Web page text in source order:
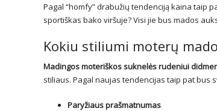
Pagal “homfy” drabužių tendenciją kaina taip
sportiškas bako viršuje? Visi jie bus mados
Kokiu stiliumi moterų
Madingos moteriškos suknelės rudeniui
stiliaus. Pagal naujas tendencijas taip pat bus
Paryžiaus prašmatnumas